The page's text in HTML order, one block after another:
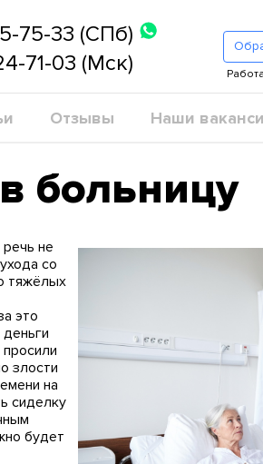
75-33 (СПб)
71-03 (Мск)
Отзывы Наши
больницу
не
со
тяжёлых
это
злости
на
сиделку
будет